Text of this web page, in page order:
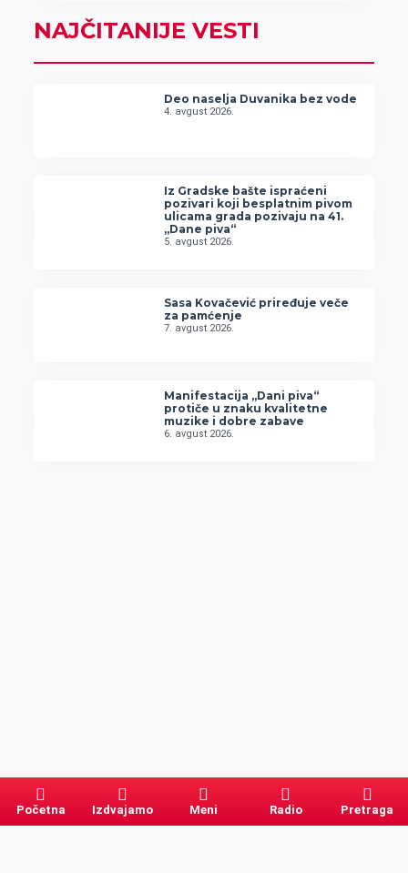
NAJČITANIJE VESTI
Deo naselja Duvanika bez vode
4. avgust 2026.
Iz Gradske bašte ispraćeni
pozivari koji besplatnim pivom
ulicama grada pozivaju na 41.
„Dane piva“
5. avgust 2026.
Sasa Kovačević priređuje veče
za pamćenje
7. avgust 2026.
Manifestacija „Dani piva“
protiče u znaku kvalitetne
muzike i dobre zabave
6. avgust 2026.
Početna Izdvajamo Meni Radio Pretraga